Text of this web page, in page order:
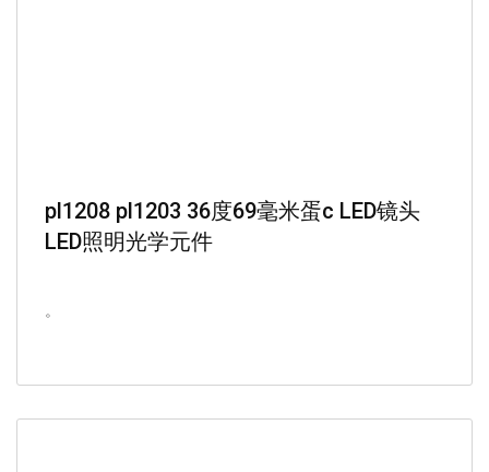
pl1208 pl1203 36度69毫米蛋c LED镜头
LED照明光学元件
。